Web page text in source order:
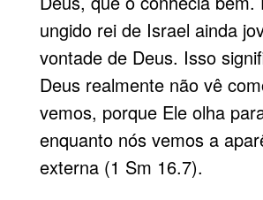
ungido rei de Israel ainda
vontade de Deus. Isso
Deus realmente não vê
vemos, porque Ele olha
enquanto nós vemos a
externa (1 Sm 16.7).